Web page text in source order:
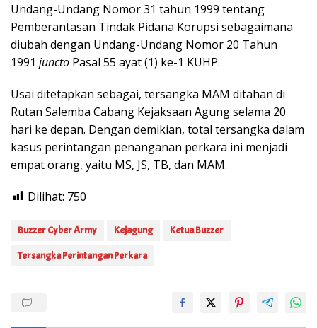
Undang-Undang Nomor 31 tahun 1999 tentang
Pemberantasan Tindak Pidana Korupsi sebagaimana
diubah dengan Undang-Undang Nomor 20 Tahun
1991 juncto Pasal 55 ayat (1) ke-1 KUHP.
Usai ditetapkan sebagai, tersangka MAM ditahan di
Rutan Salemba Cabang Kejaksaan Agung selama 20
hari ke depan. Dengan demikian, total tersangka dalam
kasus perintangan penanganan perkara ini menjadi
empat orang, yaitu MS, JS, TB, dan MAM.
Dilihat: 750
Buzzer Cyber Army Kejagung Ketua Buzzer
Tersangka Perintangan Perkara